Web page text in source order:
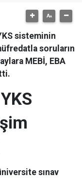
sisteminin
soruların
MEBİ, EBA
sınav